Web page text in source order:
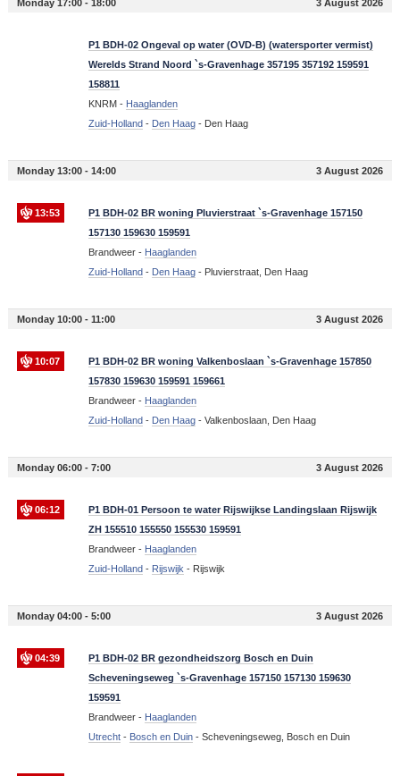
Monday 17:00 - 18:00 3 August 2026
P1 BDH-02 Ongeval op water (OVD-B) (watersporter vermist)
Werelds Strand Noord `s-Gravenhage 357195 357192 159591
158811
KNRM - Haaglanden
Zuid-Holland- Den Haag- Den Haag
Monday 13:00 - 14:00 3 August 2026
13:53
P1 BDH-02 BR woning Pluvierstraat `s-Gravenhage 157150
157130 159630 159591
Brandweer - Haaglanden
Zuid-Holland- Den Haag- Pluvierstraat, Den Haag
Monday 10:00 - 11:00 3 August 2026
10:07
P1 BDH-02 BR woning Valkenboslaan `s-Gravenhage 157850
157830 159630 159591 159661
Brandweer - Haaglanden
Zuid-Holland- Den Haag- Valkenboslaan, Den Haag
Monday 06:00 - 7:00 3 August 2026
06:12
P1 BDH-01 Persoon te water Rijswijkse Landingslaan Rijswijk
ZH 155510 155550 155530 159591
Brandweer - Haaglanden
Zuid-Holland- Rijswijk - Rijswijk
Monday 04:00 - 5:00 3 August 2026
04:39
P1 BDH-02 BR gezondheidszorg Bosch en Duin
Scheveningseweg `s-Gravenhage 157150 157130 159630
159591
Brandweer - Haaglanden
Utrecht- Bosch en Duin- Scheveningseweg, Bosch en Duin